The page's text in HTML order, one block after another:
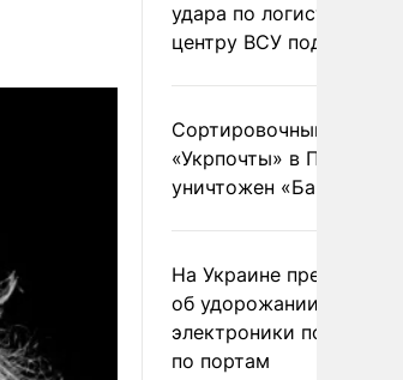
удара по
центру ВСУ под Киевом
Сортировочный пункт
«Укрпочты» в
уничтожен
На Украине
об удорожании
электроники после
по портам